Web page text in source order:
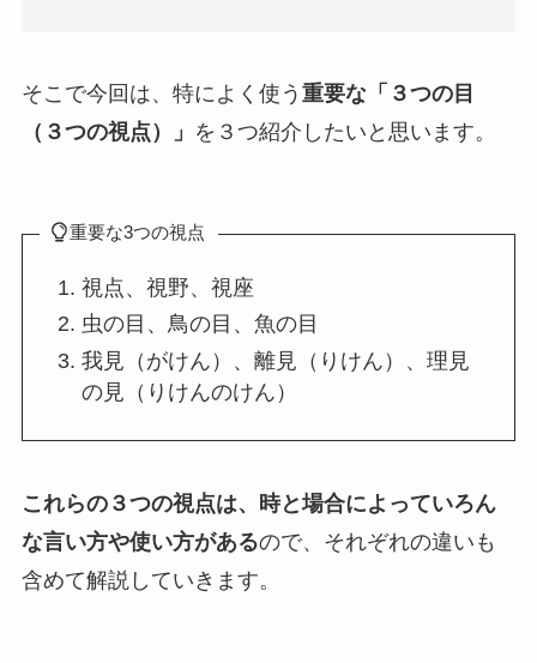
そこで今回は、特によく使う 重要な「３つの目
（３つの視点）」 を３つ紹介したいと思います。
重要な3つの視点
視点、視野、視座
虫の目、鳥の目、魚の目
我見（がけん）、離見（りけん）、理見
の見（りけんのけん）
これらの３つの視点は、時と場合によっていろん
な言い方や使い方があるので、それぞれの違いも
含めて解説していきます。